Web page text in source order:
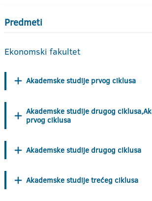
Predmeti
Ekonomski fakultet
Akademske studije prvog ciklusa
Akademske studije drugog
prvog ciklusa
Akademske studije drugog ciklusa
Akademske studije trećeg ciklusa